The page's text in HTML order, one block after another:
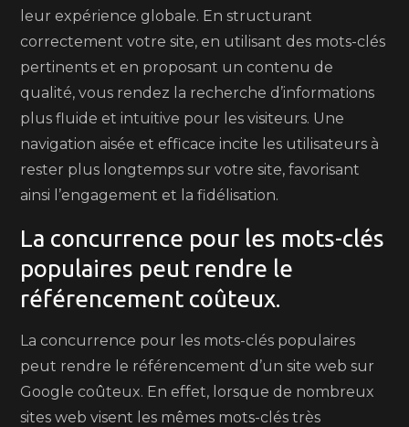
leur expérience globale. En structurant
correctement votre site, en utilisant des mots-clés
pertinents et en proposant un contenu de
qualité, vous rendez la recherche d’informations
plus fluide et intuitive pour les visiteurs. Une
navigation aisée et efficace incite les utilisateurs à
rester plus longtemps sur votre site, favorisant
ainsi l’engagement et la fidélisation.
La concurrence pour les mots-clés
populaires peut rendre le
référencement coûteux.
La concurrence pour les mots-clés populaires
peut rendre le référencement d’un site web sur
Google coûteux. En effet, lorsque de nombreux
sites web visent les mêmes mots-clés très